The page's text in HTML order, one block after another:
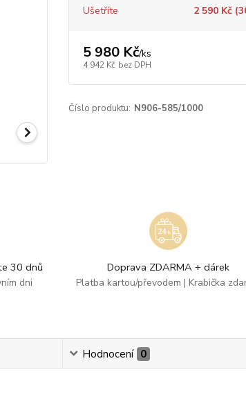
Ušetříte
2 590 Kč (
5 980 Kč/ks
4 942 Kč bez DPH
Číslo produktu: N906-585/1000
30 dnů
dni
Doprava ZDARMA + dárek
Platba kartou/převodem | Krabička
Hodnocení 0